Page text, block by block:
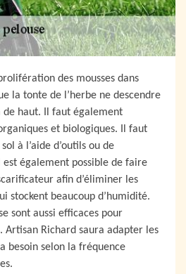
des mousses dans
la tonte de l’herbe ne descendre
de haut. Il faut également
et biologiques. Il faut
à l’aide d’outils ou de
est également possible de faire
afin d’éliminer les
stockent beaucoup d’humidité.
sont aussi efficaces pour
Artisan Richard saura adapter les
besoin selon la fréquence